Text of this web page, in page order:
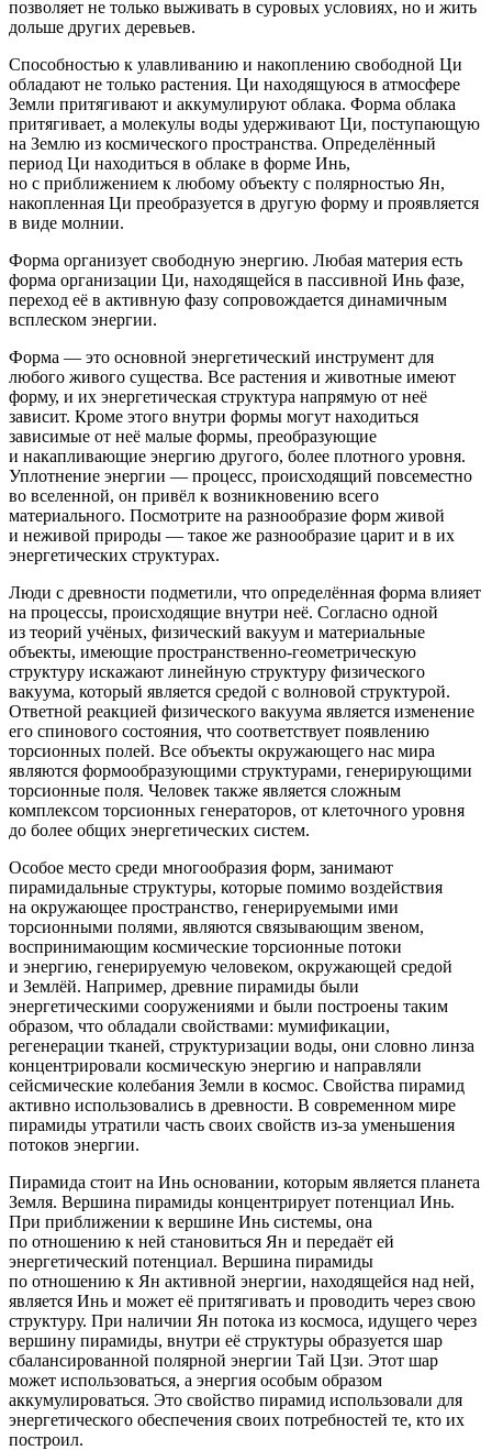
позволяет не только выживать в суровых условиях, но и жить
дольше других деревьев.
Способностью к улавливанию и накоплению свободной Ци
обладают не только растения. Ци находящуюся в атмосфере
Земли притягивают и аккумулируют облака. Форма облака
притягивает, а молекулы воды удерживают Ци, поступающую
на Землю из космического пространства. Определённый
период Ци находиться в облаке в форме Инь,
но с приближением к любому объекту с полярностью Ян,
накопленная Ци преобразуется в другую форму и проявляется
в виде молнии.
Форма организует свободную энергию. Любая материя есть
форма организации Ци, находящейся в пассивной Инь фазе,
переход её в активную фазу сопровождается динамичным
всплеском энергии.
Форма — это основной энергетический инструмент для
любого живого существа. Все растения и животные имеют
форму, и их энергетическая структура напрямую от неё
зависит. Кроме этого внутри формы могут находиться
зависимые от неё малые формы, преобразующие
и накапливающие энергию другого, более плотного уровня.
Уплотнение энергии — процесс, происходящий повсеместно
во вселенной, он привёл к возникновению всего
материального. Посмотрите на разнообразие форм живой
и неживой природы — такое же разнообразие царит и в их
энергетических структурах.
Люди с древности подметили, что определённая форма влияет
на процессы, происходящие внутри неё. Согласно одной
из теорий учёных, физический вакуум и материальные
объекты, имеющие пространственно-геометрическую
структуру искажают линейную структуру физического
вакуума, который является средой с волновой структурой.
Ответной реакцией физического вакуума является изменение
его спинового состояния, что соответствует появлению
торсионных полей. Все объекты окружающего нас мира
являются формообразующими структурами, генерирующими
торсионные поля. Человек также является сложным
комплексом торсионных генераторов, от клеточного уровня
до более общих энергетических систем.
Особое место среди многообразия форм, занимают
пирамидальные структуры, которые помимо воздействия
на окружающее пространство, генерируемыми ими
торсионными полями, являются связывающим звеном,
воспринимающим космические торсионные потоки
и энергию, генерируемую человеком, окружающей средой
и Землёй. Например, древние пирамиды были
энергетическими сооружениями и были построены таким
образом, что обладали свойствами: мумификации,
регенерации тканей, структуризации воды, они словно линза
концентрировали космическую энергию и направляли
сейсмические колебания Земли в космос. Свойства пирамид
активно использовались в древности. В современном мире
пирамиды утратили часть своих свойств из-за уменьшения
потоков энергии.
Пирамида стоит на Инь основании, которым является планета
Земля. Вершина пирамиды концентрирует потенциал Инь.
При приближении к вершине Инь системы, она
по отношению к ней становиться Ян и передаёт ей
энергетический потенциал. Вершина пирамиды
по отношению к Ян активной энергии, находящейся над ней,
является Инь и может её притягивать и проводить через свою
структуру. При наличии Ян потока из космоса, идущего через
вершину пирамиды, внутри её структуры образуется шар
сбалансированной полярной энергии Тай Цзи. Этот шар
может использоваться, а энергия особым образом
аккумулироваться. Это свойство пирамид использовали для
энергетического обеспечения своих потребностей те, кто их
построил.